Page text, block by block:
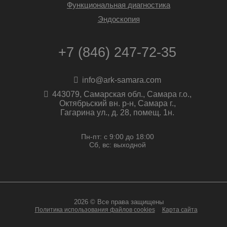
Функциональная диагностика
Эндоскопия
+7 (846) 247-72-35
info@ark-samara.com
443079, Самарская обл., Самара г.о.,
Октябрьский вн. р-н, Самара г.,
Гагарина ул., д. 28, помещ. 1н.
Пн-пт: с 9:00 до 18:00
Сб, вс: выходной
2026 © Все права защищены
Политика использования файлов cookies Карта сайта